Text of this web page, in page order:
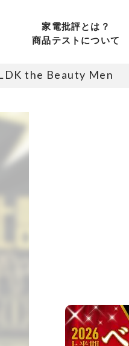
家電批評とは？
商品テストについて
the Beauty Men